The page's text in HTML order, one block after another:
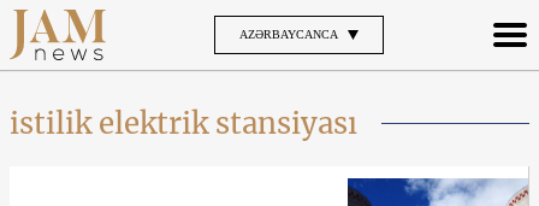
AZƏRBAYCANCA
istilik elektrik stansiyası